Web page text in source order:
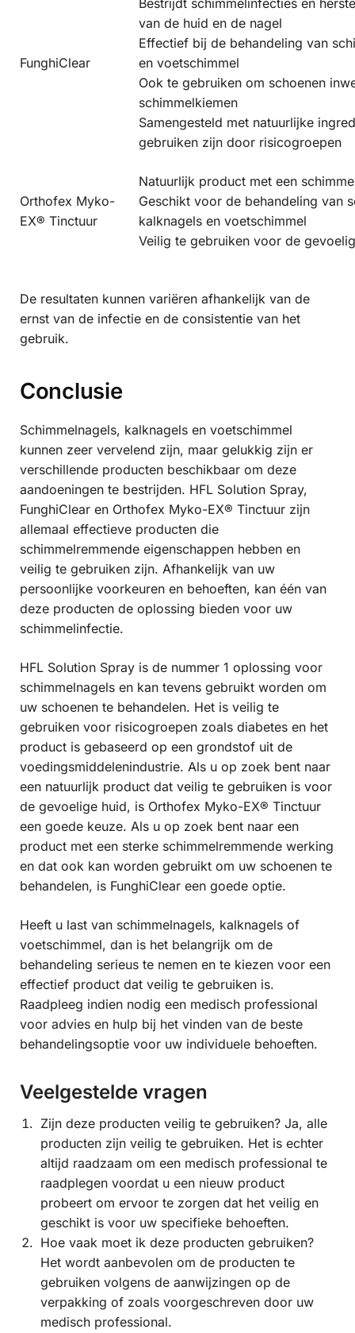
FunghiClear
van de huid en de nagel
Effectief bij de behandeling van
en voetschimmel
Ook te gebruiken om schoenen
schimmelkiemen
Samengesteld met natuurlijke
gebruiken zijn door risicogroepen
Orthofex Myko-
EX® Tinctuur
Natuurlijk product met een
Geschikt voor de behandeling van
kalknagels en voetschimmel
Veilig te gebruiken voor de
De resultaten kunnen variëren afhankelijk van de
ernst van de infectie en de consistentie van het
gebruik.
Conclusie
Schimmelnagels, kalknagels en voetschimmel
kunnen zeer vervelend zijn, maar gelukkig zijn er
verschillende producten beschikbaar om deze
aandoeningen te bestrijden. HFL Solution Spray,
FunghiClear en Orthofex Myko-EX® Tinctuur zijn
allemaal effectieve producten die
schimmelremmende eigenschappen hebben en
veilig te gebruiken zijn. Afhankelijk van uw
persoonlijke voorkeuren en behoeften, kan één van
deze producten de oplossing bieden voor uw
schimmelinfectie.
HFL Solution Spray is de nummer 1 oplossing voor
schimmelnagels en kan tevens gebruikt worden om
uw schoenen te behandelen. Het is veilig te
gebruiken voor risicogroepen zoals diabetes en het
product is gebaseerd op een grondstof uit de
voedingsmiddelenindustrie. Als u op zoek bent naar
een natuurlijk product dat veilig te gebruiken is voor
de gevoelige huid, is Orthofex Myko-EX® Tinctuur
een goede keuze. Als u op zoek bent naar een
product met een sterke schimmelremmende werking
en dat ook kan worden gebruikt om uw schoenen te
behandelen, is FunghiClear een goede optie.
Heeft u last van schimmelnagels, kalknagels of
voetschimmel, dan is het belangrijk om de
behandeling serieus te nemen en te kiezen voor een
effectief product dat veilig te gebruiken is.
Raadpleeg indien nodig een medisch professional
voor advies en hulp bij het vinden van de beste
behandelingsoptie voor uw individuele behoeften.
Veelgestelde vragen
Zijn deze producten veilig te gebruiken? Ja, alle
producten zijn veilig te gebruiken. Het is echter
altijd raadzaam om een medisch professional te
raadplegen voordat u een nieuw product
probeert om ervoor te zorgen dat het veilig en
geschikt is voor uw specifieke behoeften.
Hoe vaak moet ik deze producten gebruiken?
Het wordt aanbevolen om de producten te
gebruiken volgens de aanwijzingen op de
verpakking of zoals voorgeschreven door uw
medisch professional.